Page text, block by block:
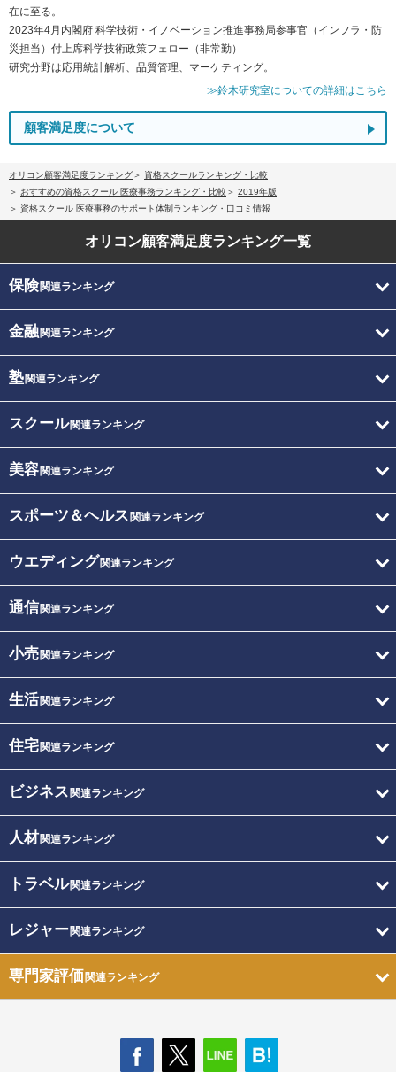
在に至る。
2023年4月内閣府 科学技術・イノベーション推進事務局参事官（インフラ・防
災担当）付上席科学技術政策フェロー（非常勤）
研究分野は応用統計解析、品質管理、マーケティング。
≫鈴木研究室についての詳細はこちら
顧客満足度について
オリコン顧客満足度ランキング
資格スクールランキング・比較
おすすめの資格スクール 医療事務ランキング・比較
2019年版
資格スクール 医療事務のサポート体制ランキング・口コミ情報
オリコン顧客満足度ランキング一覧
保険関連ランキング
金融関連ランキング
塾関連ランキング
スクール関連ランキング
美容関連ランキング
スポーツ＆ヘルス 関連ランキング
ウエディング関連ランキング
通信関連ランキング
小売関連ランキング
生活関連ランキング
住宅関連ランキング
ビジネス 関連ランキング
人材関連ランキング
トラベル関連ランキング
レジャー関連ランキング
専門家評価関連ランキング